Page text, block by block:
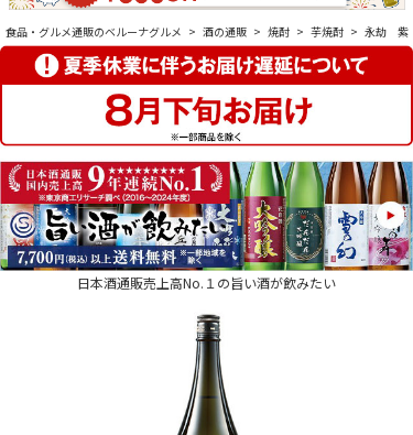
食品・グルメ通販のベルーナグルメ > 酒の通販 > 焼酎 > 芋焼酎 > 永劫 紫
日本酒通販売上高No.１の旨い酒が飲みたい